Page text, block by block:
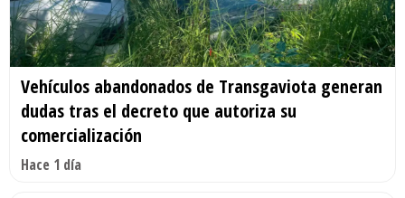
Vehículos abandonados de Transgaviota generan
dudas tras el decreto que autoriza su
comercialización
Hace 1 día